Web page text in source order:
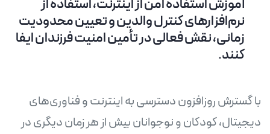
آموزش استفاده امن از اینترنت، استفاده از
نرم‌افزارهای کنترل والدین و تعیین محدودیت
زمانی، نقش فعالی در تأمین امنیت فرزندان ایفا
کنند.
با گسترش روزافزون دسترسی به اینترنت و فناوری‌های
دیجیتال، کودکان و نوجوانان بیش از هر زمان دیگری در